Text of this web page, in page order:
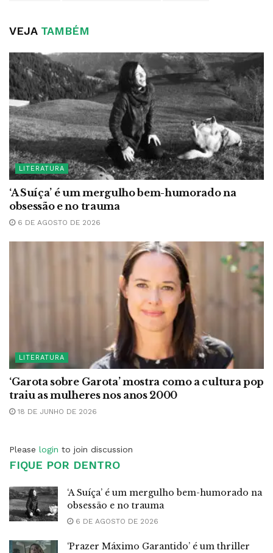
VEJATAMBÉM
LITERATURA
‘A Suíça’ é um mergulho bem-humorado na
obsessão e no trauma
6 DE AGOSTO DE 2026
LITERATURA
‘Garota sobre Garota’ mostra como a cultura pop
traiu as mulheres nos anos 2000
18 DE JUNHO DE 2026
Please login to join discussion
FIQUE POR DENTRO
‘A Suíça’ é um mergulho bem-humorado na
obsessão e no trauma
6 DE AGOSTO DE 2026
‘Prazer Máximo Garantido’ é um thriller